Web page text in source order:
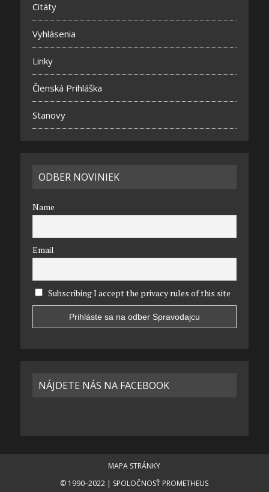
Citáty
Vyhlásenia
Linky
Členská Prihláška
Stanovy
ODBER NOVINIEK
Name
Email
Subscribing I accept the privacy rules of this site
NÁJDETE NÁS NA FACEBOOK
MAPA STRÁNKY
© 1990–2022 | SPOLOČNOSŤ PROMETHEUS